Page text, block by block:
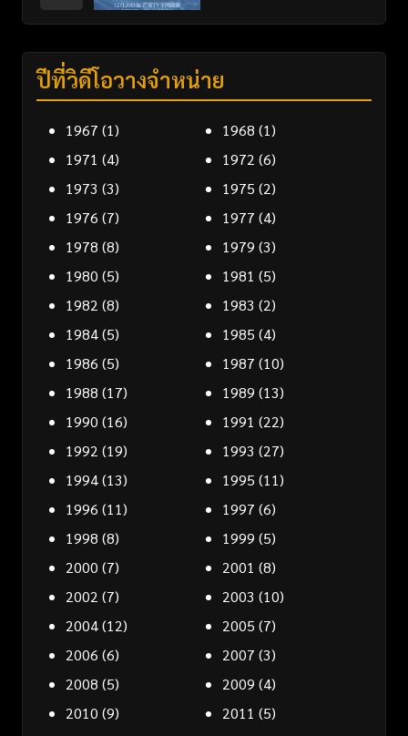
ปีที่วิดีโอวางจำหน่าย
1967 (1) 1968 (1)
1971 (4) 1972 (6)
1973 (3) 1975 (2)
1976 (7) 1977 (4)
1978 (8) 1979 (3)
1980 (5) 1981 (5)
1982 (8) 1983 (2)
1984(5) 1985 (4)
1986 (5) 1987 (10)
1988 (17) 1989 (13)
1990 (16) 1991 (22)
1992 (19) 1993 (27)
1994(13) 1995 (11)
1996 (11) 1997 (6)
1998 (8) 1999 (5)
2000 (7) 2001 (8)
2002 (7) 2003 (10)
2004(12) 2005 (7)
2006 (6) 2007 (3)
2008 (5) 2009 (4)
2010 (9) 2011 (5)